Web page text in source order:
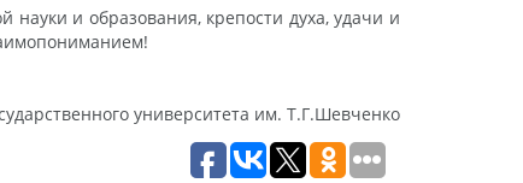
и образования, крепости духа, удачи и
университета им. Т.Г.Шевченко